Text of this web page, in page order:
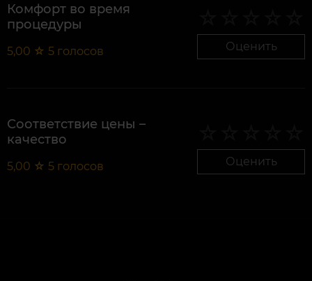
Комфорт во время
процедуры
5,00 ☆ 5 голосов Оценить
Соответствие цены –
качество
5,00 ☆ 5 голосов Оценить